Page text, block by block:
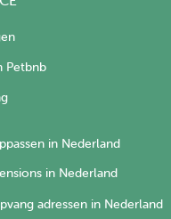
Petbnb
in Nederland
in Nederland
adressen in Nederland